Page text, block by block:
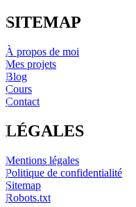
SITEMAP
À propos de moi
Mes projets
Blog
Cours
Contact
LÉGALES
Mentions légales
Politique de confidentialité
Sitemap
Robots.txt